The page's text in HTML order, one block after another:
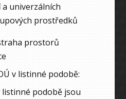
a univerzálních
prostředků
prostorů
v listinné podobě:
listinné podobě jsou